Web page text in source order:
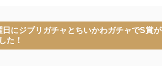
にジブリガチャとちいかわガチャでS賞が
た！